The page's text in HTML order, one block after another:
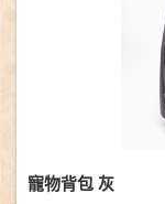
寵物背包 灰